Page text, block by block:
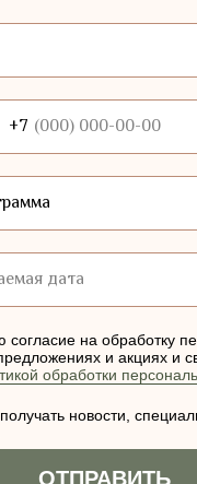
+7
согласие на обработку
и акциях и
обработки
новости,
ОТПРАВИТЬ